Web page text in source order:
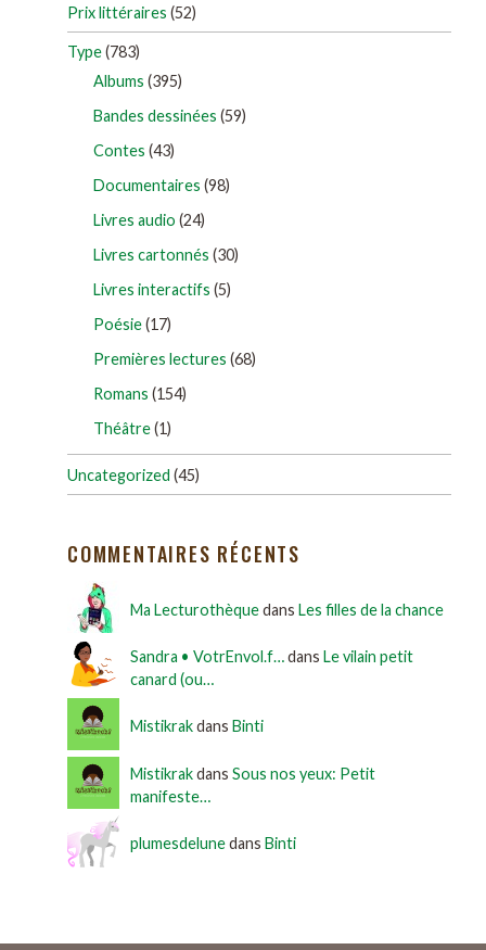
Prix littéraires (52)
Type(783)
Albums (395)
Bandes dessinées (59)
Contes (43)
Documentaires (98)
Livres audio (24)
Livres cartonnés (30)
Livres interactifs (5)
Poésie(17)
Premières lectures (68)
Romans (154)
Théâtre(1)
Uncategorized (45)
COMMENTAIRES RÉCENTS
Ma Lecturothèquedans Les filles de la chance
Sandra • VotrEnvol.f…dans Le vilain petit
canard (ou…
Mistikrakdans Binti
Mistikrakdans Sous nos yeux: Petit
manifeste…
plumesdelunedans Binti